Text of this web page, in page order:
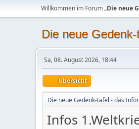
Willkommen im Forum „Die neue
Die neue
Sa, 08. August 2026, 18:44
Übersicht
Die neue Gedenk-tafel - das
Infos